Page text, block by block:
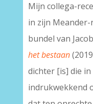
Mijn collega-
in zijn
bundel van
het bestaan
dichter [is] die
indrukwekkend